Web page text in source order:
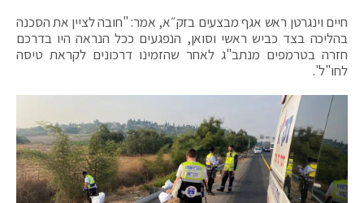
חיים וינגרטן ראש אגף מבצעים בזק״א, אמר: "חובה לציין את הסכנה
בהליכה בצד כביש ראשי וסואן, הנפגעים ככל הנראה היו בדרכם
חזרה בטרמפים מנתב"ג לאחר שהזמינו דרכונים לקראת טיסה
לחו"ל".